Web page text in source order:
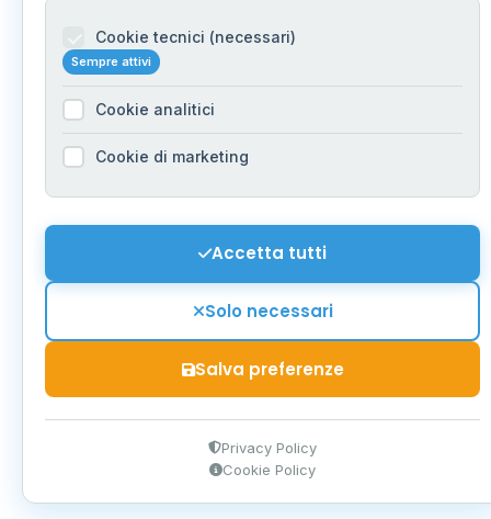
Cookie tecnici (necessari)
Sempre attivi
Cookie analitici
Cookie di marketing
Accetta tutti
Solo necessari
Salva preferenze
Privacy Policy
Cookie Policy